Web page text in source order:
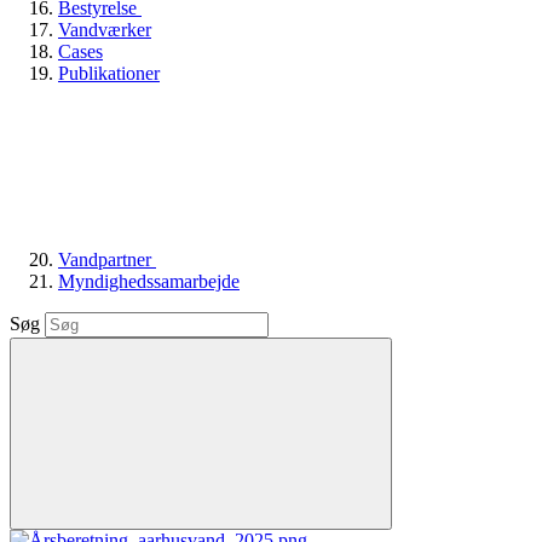
Bestyrelse
Vandværker
Cases
Publikationer
Vandpartner
Myndighedssamarbejde
Søg